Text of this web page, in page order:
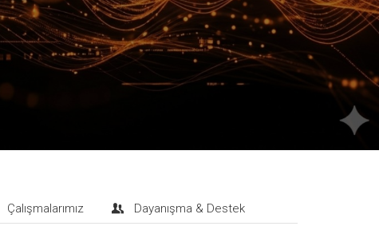
Çalışmalarımız Dayanışma & Destek